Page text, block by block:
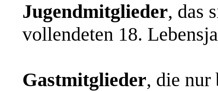
Jugendmitglieder, das
vollendeten 18.
Gastmitglieder, die nur